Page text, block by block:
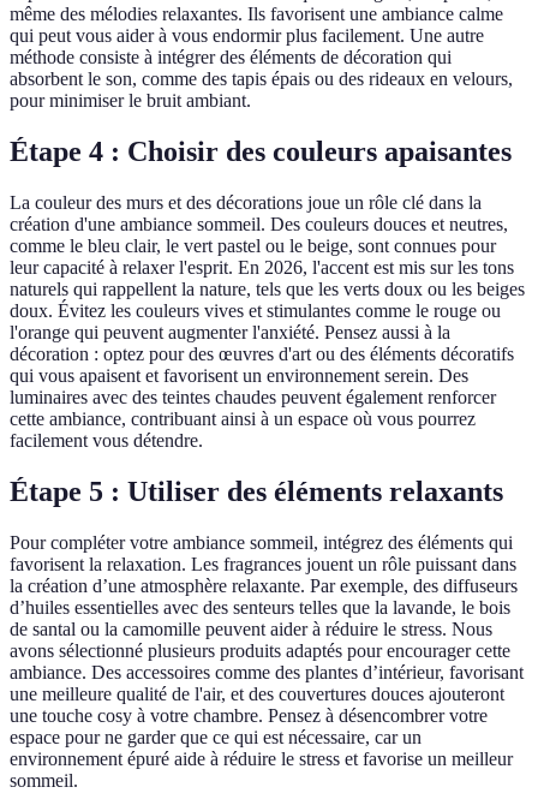
même des mélodies relaxantes. Ils favorisent une ambiance calme
qui peut vous aider à vous endormir plus facilement. Une autre
méthode consiste à intégrer des éléments de décoration qui
absorbent le son, comme des tapis épais ou des rideaux en velours,
pour minimiser le bruit ambiant.
Étape 4 : Choisir des couleurs apaisantes
La couleur des murs et des décorations joue un rôle clé dans la
création d'une ambiance sommeil. Des couleurs douces et neutres,
comme le bleu clair, le vert pastel ou le beige, sont connues pour
leur capacité à relaxer l'esprit. En 2026, l'accent est mis sur les tons
naturels qui rappellent la nature, tels que les verts doux ou les beiges
doux. Évitez les couleurs vives et stimulantes comme le rouge ou
l'orange qui peuvent augmenter l'anxiété. Pensez aussi à la
décoration : optez pour des œuvres d'art ou des éléments décoratifs
qui vous apaisent et favorisent un environnement serein. Des
luminaires avec des teintes chaudes peuvent également renforcer
cette ambiance, contribuant ainsi à un espace où vous pourrez
facilement vous détendre.
Étape 5 : Utiliser des éléments relaxants
Pour compléter votre ambiance sommeil, intégrez des éléments qui
favorisent la relaxation. Les fragrances jouent un rôle puissant dans
la création d’une atmosphère relaxante. Par exemple, des diffuseurs
d’huiles essentielles avec des senteurs telles que la lavande, le bois
de santal ou la camomille peuvent aider à réduire le stress. Nous
avons sélectionné plusieurs produits adaptés pour encourager cette
ambiance. Des accessoires comme des plantes d’intérieur, favorisant
une meilleure qualité de l'air, et des couvertures douces ajouteront
une touche cosy à votre chambre. Pensez à désencombrer votre
espace pour ne garder que ce qui est nécessaire, car un
environnement épuré aide à réduire le stress et favorise un meilleur
sommeil.